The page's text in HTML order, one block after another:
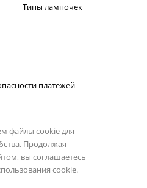
Типы лампочек
платежей
файлы cookie для
Продолжая
вы соглашаетесь
cookie.